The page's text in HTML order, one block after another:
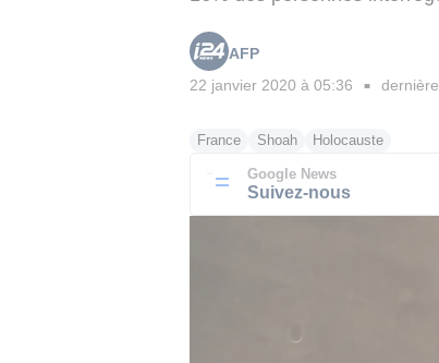
AFP
22 janvier 2020 à 05:36 ■
France Shoah Holocauste
Google News
Suivez-nous